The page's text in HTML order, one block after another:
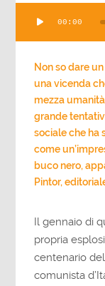
Player
00:00
Non so dare
una vicenda
mezza
grande
sociale che ha
come
buco nero,
Pintor,
Il gennaio di
propria
centenario
comunista